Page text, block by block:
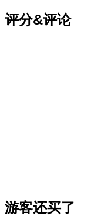
评分&评论
游客还买了